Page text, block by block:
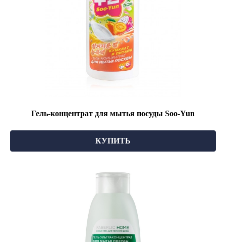
Гель-концентрат для мытья посуды Soo-Yun
КУПИТЬ